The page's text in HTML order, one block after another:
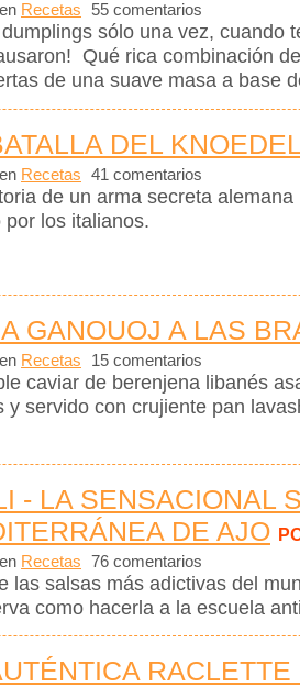
en Recetas 55 comentarios
sólo una vez, cuando
Qué rica combinación
de una suave masa a base
DEL
en Recetas 41 comentarios
de un arma secreta
por los italianos.
GANOUOJ A LAS
en Recetas 15 comentarios
caviar de berenjena libanés
y servido con crujiente pan
- LA SENSACIONAL
DE AJO
en Recetas 76 comentarios
las salsas más adictivas del
como hacerla a la escuela
RACLETTE